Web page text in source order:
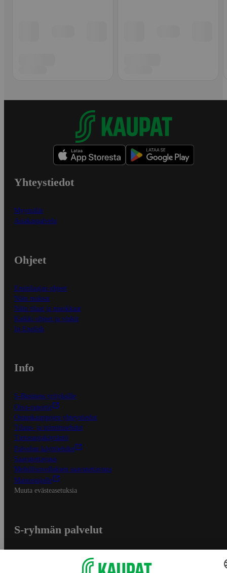
Yhteystiedot
Myymälät
Asiakaspalvelu
Ohjeet
Ensitilaajan ohjeet
Näin maksat
Näin tilaat ja muokkaat
Kaikki ohjeet ja vinkit
In English
Info
S-Business yrityksille
Oiva-raportit
Osuuskauppojen yhteystiedot
Tilaus- ja toimitusehdot
Tietosuojakäytäntö
Palvelun käyttöehdot
Saavutettavuus
Mobiilisovelluksen saavutettavuus
Mainostajalle
Muuta evästeasetuksia
S-ryhmän palvelut